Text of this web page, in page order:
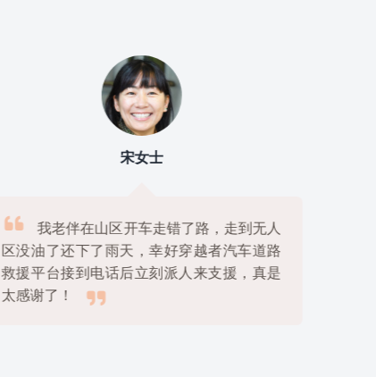
宋女士

我老伴在山区开车走错了路，走到无人
区没油了还下了雨天，幸好穿越者汽车道路
救援平台接到电话后立刻派人来支援，真是
太感谢了！
